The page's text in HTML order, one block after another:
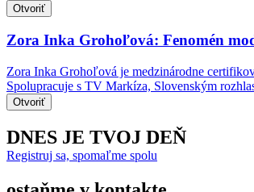
Otvoriť
Zora Inka Grohoľová: Fenomén
Zora Inka Grohoľová je medzinárodne
Spolupracuje s TV Markíza, Slovenským
Otvoriť
DNES JE TVOJ DEŇ
Registruj sa, spomaľme spolu